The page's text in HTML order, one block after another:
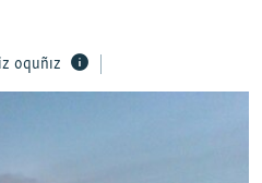
oquñız